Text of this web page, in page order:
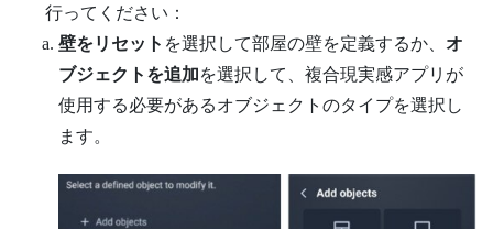
行ってください：
壁をリセット を選択して部屋の壁を定義するか、 オ
ブジェクトを追加 を選択して、複合現実感アプリが
使用する必要があるオブジェクトのタイプを選択し
ます。